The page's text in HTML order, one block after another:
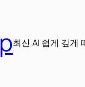
최신 AI 쉽게 깊게